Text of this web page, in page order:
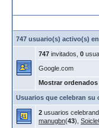
747 usuario(s) activo(s)
747 invitados, 0
Google.com
Mostrar
Usuarios que celebran su
2 usuarios
manugbn(43),